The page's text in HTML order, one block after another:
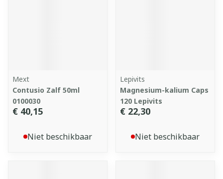
Mext
Contusio Zalf 50ml
0100030
€ 40,15
Niet beschikbaar
Lepivits
Magnesium-kalium Caps
120 Lepivits
€ 22,30
Niet beschikbaar